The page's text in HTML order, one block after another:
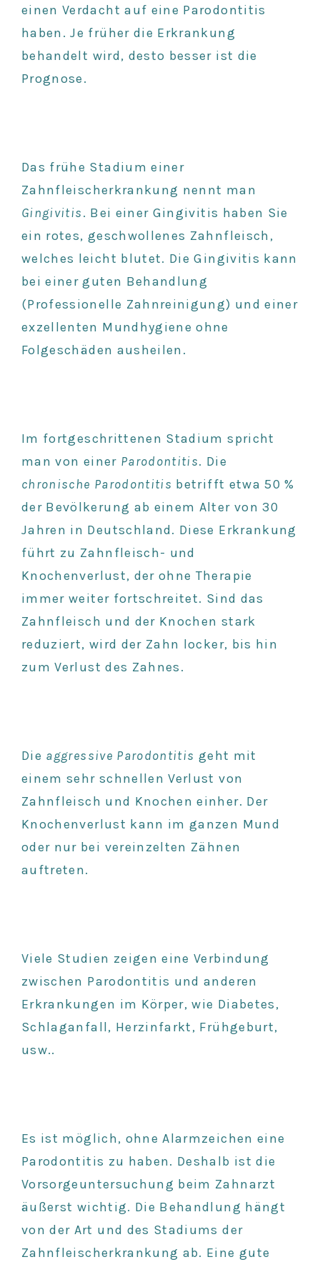
einen Verdacht auf eine Parodontitis
haben. Je früher die Erkrankung
behandelt wird, desto besser ist die
Prognose.
Das frühe Stadium einer
Zahnfleischerkrankung nennt man
Gingivitis. Bei einer Gingivitis haben Sie
ein rotes, geschwollenes Zahnfleisch,
welches leicht blutet. Die Gingivitis kann
bei einer guten Behandlung
(Professionelle Zahnreinigung) und einer
exzellenten Mundhygiene ohne
Folgeschäden ausheilen.
Im fortgeschrittenen Stadium spricht
man von einer Parodontitis. Die
chronische Parodontitis betrifft etwa 50 %
der Bevölkerung ab einem Alter von 30
Jahren in Deutschland. Diese Erkrankung
führt zu Zahnfleisch- und
Knochenverlust, der ohne Therapie
immer weiter fortschreitet. Sind das
Zahnfleisch und der Knochen stark
reduziert, wird der Zahn locker, bis hin
zum Verlust des Zahnes.
Die aggressive Parodontitis geht mit
einem sehr schnellen Verlust von
Zahnfleisch und Knochen einher. Der
Knochenverlust kann im ganzen Mund
oder nur bei vereinzelten Zähnen
auftreten.
Viele Studien zeigen eine Verbindung
zwischen Parodontitis und anderen
Erkrankungen im Körper, wie Diabetes,
Schlaganfall, Herzinfarkt, Frühgeburt,
usw..
Es ist möglich, ohne Alarmzeichen eine
Parodontitis zu haben. Deshalb ist die
Vorsorgeuntersuchung beim Zahnarzt
äußerst wichtig. Die Behandlung hängt
von der Art und des Stadiums der
Zahnfleischerkrankung ab. Eine gute